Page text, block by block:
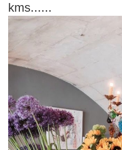
kms......